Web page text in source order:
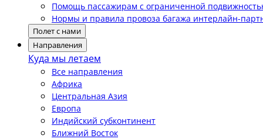
Помощь пассажирам с ограниченной
Нормы и правила провоза багажа интерлайн-
Полет с нами
Направления
Куда мы летаем
Все направления
Африка
Центральная Азия
Европа
Индийский субконтинент
Ближний Восток